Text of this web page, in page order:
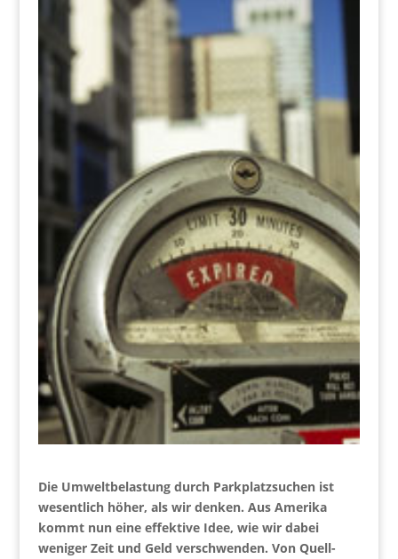
Die Umweltbelastung durch Parkplatzsuchen ist
wesentlich höher, als wir denken. Aus Amerika
kommt nun eine effektive Idee, wie wir dabei
weniger Zeit und Geld verschwenden. Von Quell-